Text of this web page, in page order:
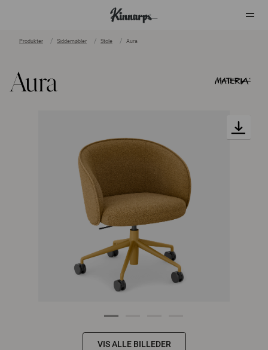
Produkter Siddemøbler Stole Aura
Aura
VIS ALLE BILLEDER